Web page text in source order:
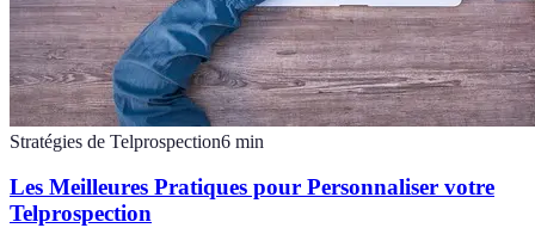
Stratégies de Telprospection6 min
Les Meilleures Pratiques pour Personnaliser votre
Telprospection